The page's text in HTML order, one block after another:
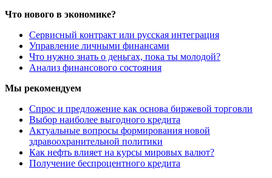
Что нового в экономике?
Сервисный контракт или русская интеграция
Управление личными финансами
Что нужно знать о деньгах, пока ты молодой?
Анализ финансового состояния
Мы рекомендуем
Спрос и предложение как основа биржевой торговли
Выбор наиболее выгодного кредита
Актуальные вопросы формирования новой
здравоохранительной политики
Как нефть влияет на курсы мировых валют?
Получение беспроцентного кредита